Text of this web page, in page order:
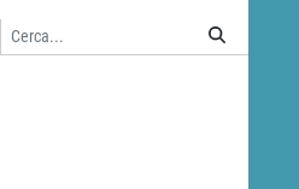
Instagram
su Linkedin
su WhatsApp